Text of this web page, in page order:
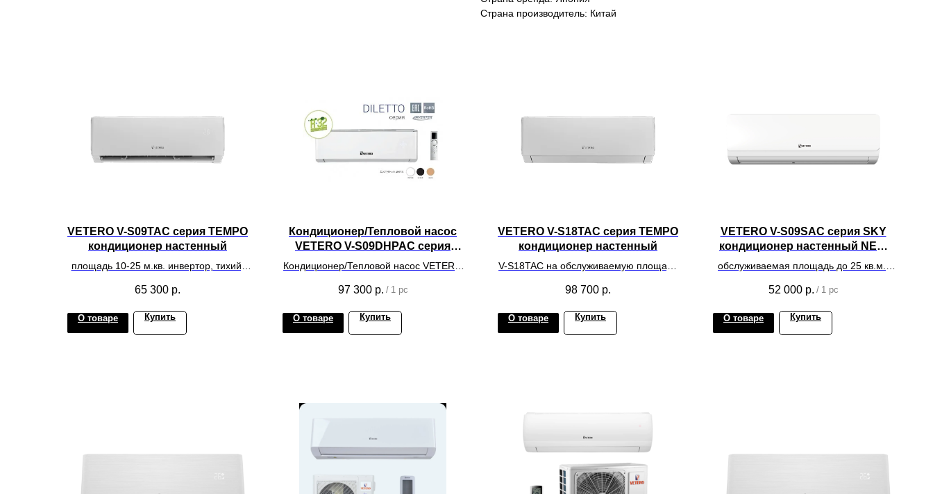
Страна производитель: Китай
VETERO V-S09TAC серия TEMPO
кондиционер настенный
площадь 10-25 м.кв. инвертор, тихий,
глянец
65 300 р.
О товаре Купить
Кондиционер/Тепловой насос
VETERO V-S09DHPAC серия
DILETTO INVERTER
Кондиционер/Тепловой насос VETERO
Цвет: белый. на обслуживаемую
площадь помещения до 25 кв.м.
97 300 р. / 1 pc
О товаре Купить
VETERO V-S18TAC серия TEMPO
кондиционер настенный
V-S18TAC на обслуживаемую площадь
98 700 р.
О товаре Купить
VETERO V-S09SAC серия SKY
кондиционер настенный NEW
обслуживаемая площадь до 25 кв.м.,
100%, WiFi, Full inverter
52 000 р. / 1 pc
О товаре Купить